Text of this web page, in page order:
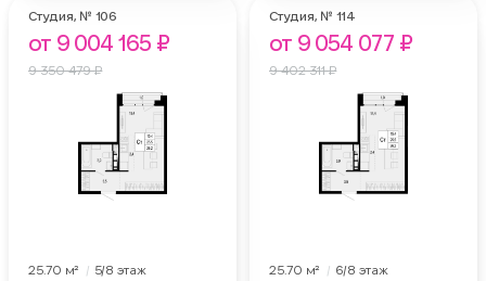
Студия, № 106
от 9 004 165 ₽
9 350 479 ₽
25.70 м² 5/8 этаж
Студия, № 114
от 9 054 077 ₽
9 402 311 ₽
25.70 м² 6/8 этаж